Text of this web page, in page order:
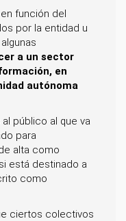
función del
por la entidad u
a un sector
en
autónoma
público al que va
para
alta como
está destinado a
como
ciertos colectivos